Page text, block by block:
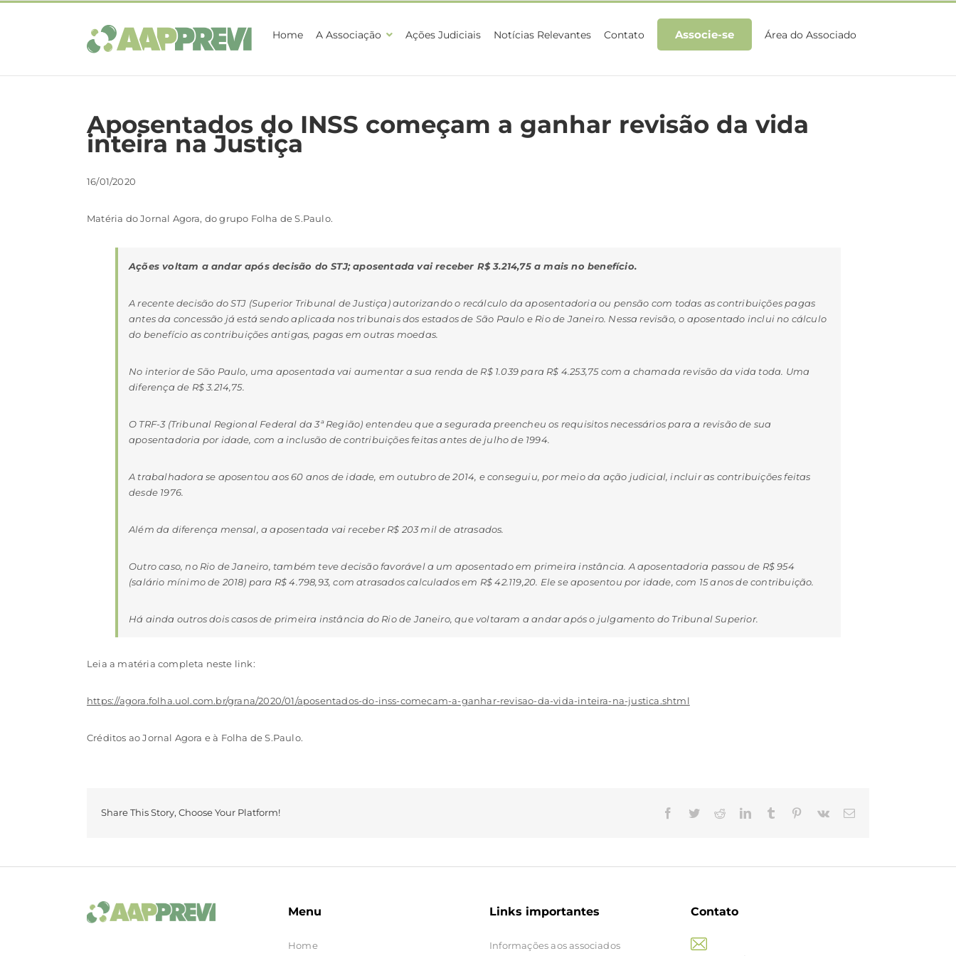
Home A Associação Ações Judiciais Notícias Relevantes Contato Associe-se Área do Associado
Aposentados do INSS começam a ganhar revisão da vida
inteira na Justiça
16/01/2020
Matéria do Jornal Agora, do grupo Folha de S.Paulo.
Ações voltam a andar após decisão do STJ; aposentada vai receber R$ 3.214,75 a mais no benefício.
A recente decisão do STJ (Superior Tribunal de Justiça) autorizando o recálculo da aposentadoria ou pensão com todas as contribuições pagas
antes da concessão já está sendo aplicada nos tribunais dos estados de São Paulo e Rio de Janeiro. Nessa revisão, o aposentado inclui no cálculo
do benefício as contribuições antigas, pagas em outras moedas.
No interior de São Paulo, uma aposentada vai aumentar a sua renda de R$ 1.039 para R$ 4.253,75 com a chamada revisão da vida toda. Uma
diferença de R$ 3.214,75.
O TRF-3 (Tribunal Regional Federal da 3ª Região) entendeu que a segurada preencheu os requisitos necessários para a revisão de sua
aposentadoria por idade, com a inclusão de contribuições feitas antes de julho de 1994.
A trabalhadora se aposentou aos 60 anos de idade, em outubro de 2014, e conseguiu, por meio da ação judicial, incluir as contribuições feitas
desde 1976.
Além da diferença mensal, a aposentada vai receber R$ 203 mil de atrasados.
Outro caso, no Rio de Janeiro, também teve decisão favorável a um aposentado em primeira instância. A aposentadoria passou de R$ 954
(salário mínimo de 2018) para R$ 4.798,93, com atrasados calculados em R$ 42.119,20. Ele se aposentou por idade, com 15 anos de contribuição.
Há ainda outros dois casos de primeira instância do Rio de Janeiro, que voltaram a andar após o julgamento do Tribunal Superior.
Leia a matéria completa neste link:
https://agora.folha.uol.com.br/grana/2020/01/aposentados-do-inss-comecam-a-ganhar-revisao-da-vida-inteira-na-justica.shtml
Créditos ao Jornal Agora e à Folha de S.Paulo.
Share This Story, Choose Your Platform! Facebook
TwitterRedditLinkedInTumblr Pinterest
Vk
E-
Menu
Home
Links importantes
Informações aos associados
Contato